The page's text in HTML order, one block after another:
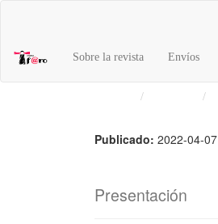
principal
Barra
Sobre la revista Envíos
Publicado: 2022-04-07
Presentación